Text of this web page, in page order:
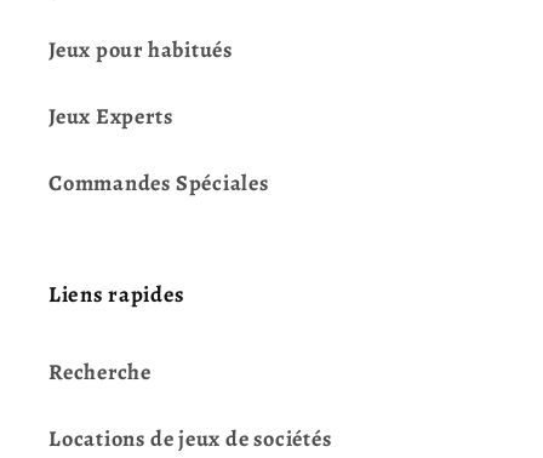
Jeux pour habitués
Jeux Experts
Commandes Spéciales
Liens rapides
Recherche
Locations de jeux de sociétés